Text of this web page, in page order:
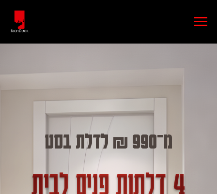
מ־990 ₪ לדלת בסט
4 דלתות פנים לבית
שמחזיקות שנים =
3,960₪